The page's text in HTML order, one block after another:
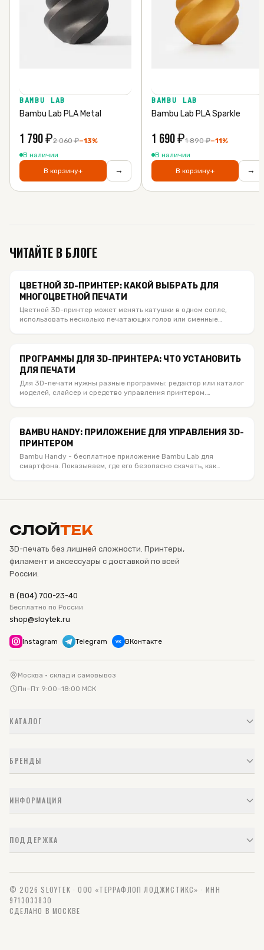
BAMBU LAB
Bambu Lab PLA Metal
1 790₽2 060₽−13%
В наличии
В корзину+ →
BAMBU LAB
Bambu Lab PLA Sparkle
1 690₽1 890₽−11%
В наличии
В корзину+ →
ЧИТАЙТЕ В БЛОГЕ
ЦВЕТНОЙ 3D-ПРИНТЕР: КАКОЙ ВЫБРАТЬ ДЛЯ
МНОГОЦВЕТНОЙ ПЕЧАТИ
Цветной 3D-принтер может менять катушки в одном сопле,
использовать несколько печатающих голов или сменные
ПРОГРАММЫ ДЛЯ 3D-ПРИНТЕРА: ЧТО УСТАНОВИТЬ
ДЛЯ ПЕЧАТИ
Для 3D-печати нужны разные программы: редактор или каталог
моделей, слайсер и средство управления принтером.
BAMBU HANDY: ПРИЛОЖЕНИЕ ДЛЯ УПРАВЛЕНИЯ 3D-
ПРИНТЕРОМ
Bambu Handy - бесплатное приложение Bambu Lab для
смартфона. Показываем, где его безопасно скачать, как
СЛОЙТЕК
3D-печать без лишней сложности. Принтеры,
филамент и аксессуары с доставкой по всей
России.
8 (804) 700-23-40
Бесплатно по России
shop@sloytek.ru
Instagram Telegram VK ВКонтакте
Москва · склад и самовывоз
Пн–Пт 9:00–18:00 МСК
КАТАЛОГ
БРЕНДЫ
ИНФОРМАЦИЯ
ПОДДЕРЖКА
© 2026 SLOYTEK · ООО «ТЕРРАФЛОП ЛОДЖИСТИКС» · ИНН
9713033830
СДЕЛАНО В МОСКВЕ